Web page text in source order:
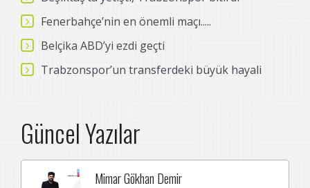
Fenerbahçe’nin en önemli maçı.....
Belçika ABD’yi ezdi geçti
Trabzonspor’un transferdeki büyük hayali
Güncel Yazılar
Mimar Gökhan Demir